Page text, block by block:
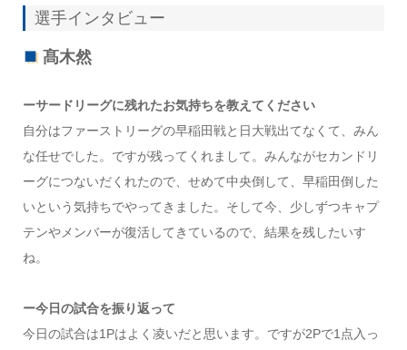
選手インタビュー
髙木然
ーサードリーグに残れたお気持ちを教えてください
自分はファーストリーグの早稲田戦と日大戦出てなくて、みん
な任せでした。ですが残ってくれまして。みんながセカンドリ
ーグにつないだくれたので、せめて中央倒して、早稲田倒した
いという気持ちでやってきました。そして今、少しずつキャプ
テンやメンバーが復活してきているので、結果を残したいす
ね。
ー今日の試合を振り返って
今日の試合は1Pはよく凌いだと思います。ですが2Pで1点入っ